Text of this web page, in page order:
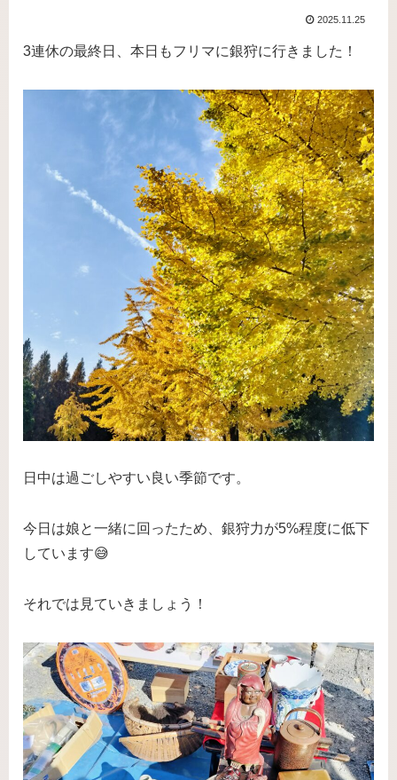
2025.11.25
3連休の最終日、本日もフリマに銀狩に行きました！
日中は過ごしやすい良い季節です。
今日は娘と一緒に回ったため、銀狩力が5%程度に低下
しています😅
それでは見ていきましょう！